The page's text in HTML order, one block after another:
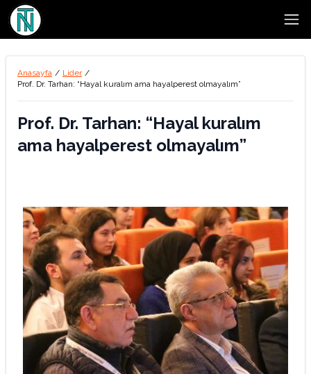
Anasayfa / Lider /
Prof. Dr. Tarhan: “Hayal kuralım ama hayalperest olmayalım”
Prof. Dr. Tarhan: “Hayal kuralım
ama hayalperest olmayalım”